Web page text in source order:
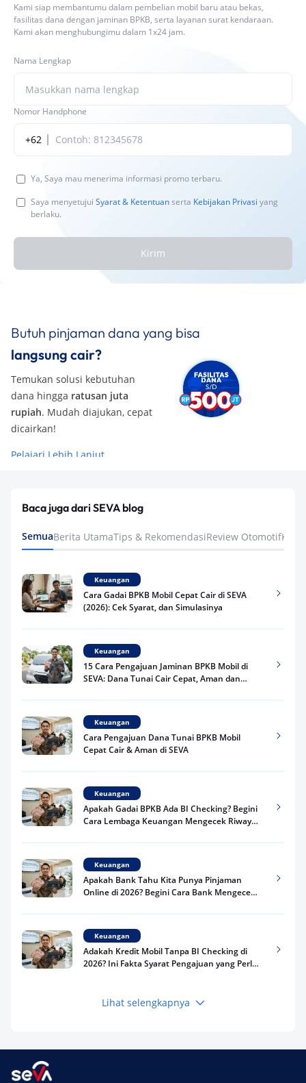
Kami siap membantumu dalam pembelian mobil baru atau bekas,
fasilitas dana dengan jaminan BPKB, serta layanan surat kendaraan.
Kami akan menghubungimu dalam 1x24 jam.
Nama Lengkap
Nomor Handphone
+62
Ya, Saya mau menerima informasi promo terbaru.
Saya menyetujui Syarat & Ketentuanserta Kebijakan Privasi yang
berlaku.
Kirim
Butuh pinjaman dana yang bisa
langsung cair?
Temukan solusi kebutuhan
dana hingga ratusan juta
rupiah. Mudah diajukan, cepat
dicairkan!
Pelajari Lebih Lanjut
Baca juga dari SEVA blog
SemuaBerita UtamaTips & RekomendasiReview Otomotif
Keuangan
Cara Gadai BPKB Mobil Cepat Cair di SEVA
(2026): Cek Syarat, dan Simulasinya
Keuangan
15 Cara Pengajuan Jaminan BPKB Mobil di
SEVA: Dana Tunai Cair Cepat, Aman dan
Keuangan
Cara Pengajuan Dana Tunai BPKB Mobil
Cepat Cair & Aman di SEVA
Keuangan
Apakah Gadai BPKB Ada BI Checking? Begini
Cara Lembaga Keuangan Mengecek Riwayat
Keuangan
Apakah Bank Tahu Kita Punya Pinjaman
Online di 2026? Begini Cara Bank Mengecek
Keuangan
Adakah Kredit Mobil Tanpa BI Checking di
2026? Ini Fakta Syarat Pengajuan yang Perlu
Keuangan
Terpercaya
Lihat selengkapnya